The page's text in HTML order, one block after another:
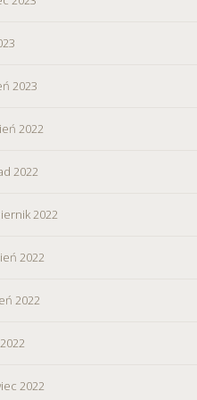
wycofać zgodę i dokonać
„Ustawienia plików cookie”
Możesz również
2023
2022
2022
2022
2022
2022
2022